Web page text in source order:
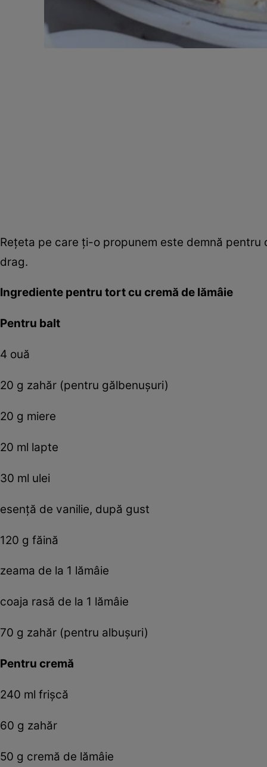
Reţeta pe care ţi-o propunem este demnă
drag.
Ingrediente pentru tort cu cremă de lămâie
Pentru balt
4 ouă
20 g zahăr (pentru gălbenuşuri)
20 g miere
20 ml lapte
30 ml ulei
esenţă de vanilie, după gust
120 g făină
zeama de la 1 lămâie
coaja rasă de la 1 lămâie
70 g zahăr (pentru albuşuri)
Pentru cremă
240 ml frişcă
60 g zahăr
50 g cremă de lămâie